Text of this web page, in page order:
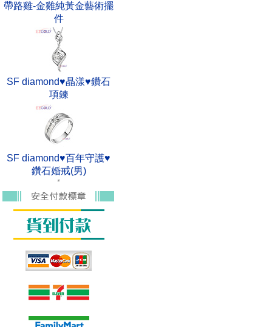
帶路雞-金雞純黃金藝術擺
件
SF diamond♥晶漾♥鑽石
項鍊
SF diamond♥百年守護♥
鑽石婚戒(男)